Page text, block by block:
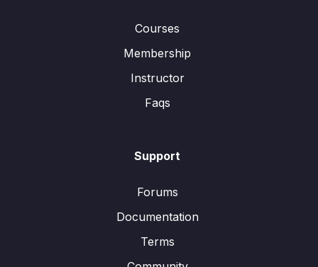
Courses
Membership
Instructor
Faqs
Support
Forums
Documentation
Terms